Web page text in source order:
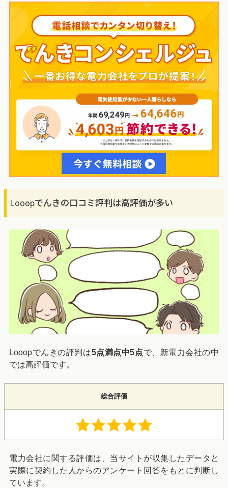
Looopでんきの口コミ評判は高評価が多い
Looopでんきの評判は5点満点中5点で、新電力会社の中
では高評価です。
総合評価
電力会社に関する評価は、当サイトが収集したデータと
実際に契約した人からのアンケート回答をもとに判断し
ています。